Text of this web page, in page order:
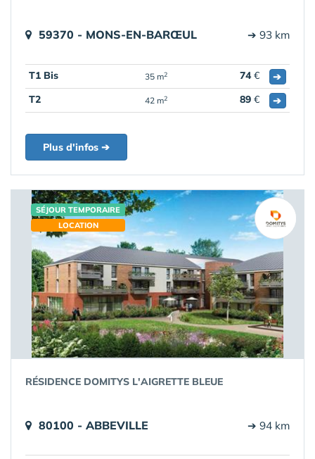
59370 - MONS-EN-BARŒUL ➔ 93 km
T1 Bis 35 m2 74€
➔
T2
42 m2 89 € ➔
Plus d'infos ➔
SÉJOUR TEMPORAIRE
LOCATION
RÉSIDENCE DOMITYS L'AIGRETTE BLEUE
80100 - ABBEVILLE ➔ 94 km